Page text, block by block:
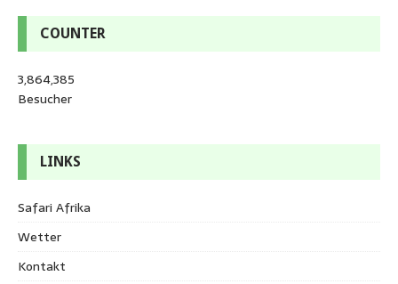
COUNTER
3,864,385
Besucher
LINKS
Safari Afrika
Wetter
Kontakt